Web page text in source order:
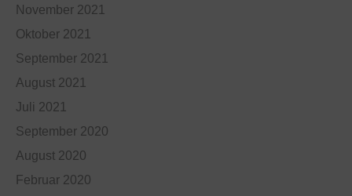
November 2021
Oktober 2021
September 2021
August 2021
Juli 2021
September 2020
August 2020
Februar 2020